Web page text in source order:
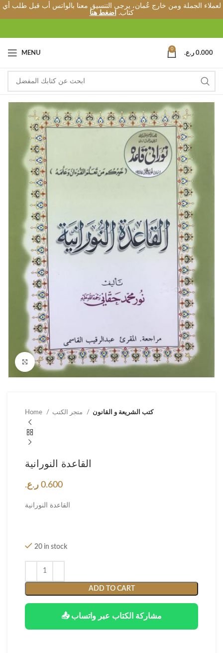
لعملاء الجملة ومن خارج عُمان، يرجى التنسيق معنا بالواتس أب قبل طلب أي
كتاب.
اضغط هنا
MENU
0
0.000 ر.ع.
Click to enlarge
Home كتب الشريعة و القانون
القاعدة النورانية
0.600 ر.ع.
القاعدة النورانية
20 in stock
ADD TO CART
📤 مشاركة الكتاب عبر واتساب